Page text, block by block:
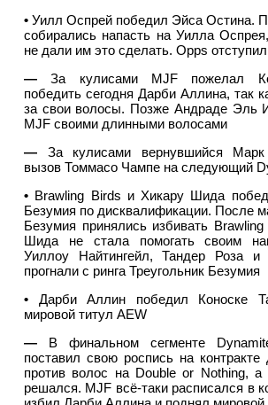
• Уилл Оспрей победил Эйса Остина.
собирались напасть на Уилла
не дали им это сделать. Opps
— За кулисами MJF пожелал
победить сегодня Дарби Аллина, так
за свои волосы. Позже Андраде Эль
MJF своими длинными волосами
— За кулисами вернувшийся
вызов Томмасо Чампе на следующий
• Brawling Birds и Хикару Шида
Безумия по дисквалификации. После
Безумия принялись избивать
Шида не стала помогать своим
Уиллоу Найтингейл, Тандер Роза
прогнали с ринга Треугольник Безумия
• Дарби Аллин победил Коноске
мировой титул AEW
— В финальном сегменте
поставил свою роспись на
против волос на Double or Nothing,
решался. MJF всё-таки расписался в